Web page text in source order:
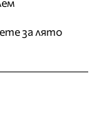
за лято